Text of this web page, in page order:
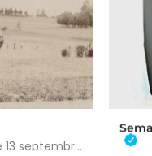
Samedi 12 septembre et dimanche 13 septembre 2026, plongez dans l'histoire fascinante du cheval à…